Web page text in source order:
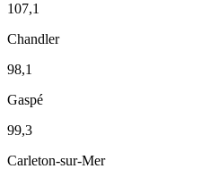
107,1
Chandler
98,1
Gaspé
99,3
Carleton-sur-Mer